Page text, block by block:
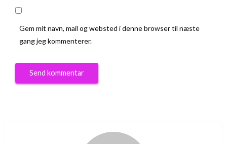
Gem mit navn, mail og websted i denne browser til næste
gang jeg kommenterer.